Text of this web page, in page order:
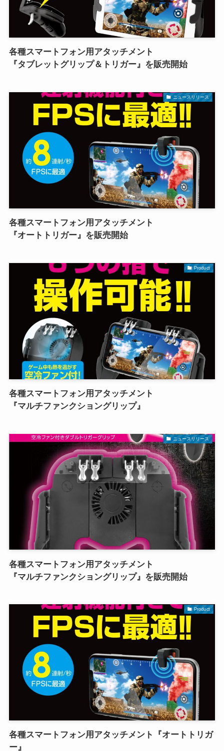
各種スマートフォン用アタッチメント
『タブレットグリップ＆トリガー』を販売開始
ニュースリリース
各種スマートフォン用アタッチメント
『オートトリガー』を販売開始
Product
各種スマートフォン用アタッチメント
『マルチファンクショングリップ』
ニュースリリース
各種スマートフォン用アタッチメント
『マルチファンクショングリップ』を販売開始
Product
各種スマートフォン用アタッチメント『オートトリガ
ー』